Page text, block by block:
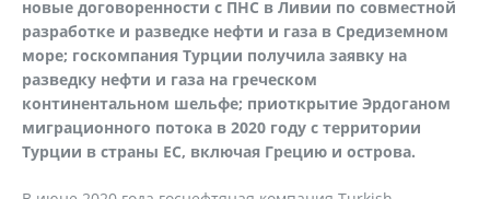
новые договоренности с ПНС в Ливии по совместной
разработке и разведке нефти и газа в Средиземном
море; госкомпания Турции получила заявку на
разведку нефти и газа на греческом
континентальном шельфе; приоткрытие Эрдоганом
миграционного потока в 2020 году с территории
Турции в страны ЕС, включая Грецию и острова.